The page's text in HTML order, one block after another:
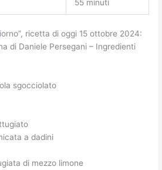
55 minuti
ricetta di oggi 15 ottobre 2024:
di Daniele Persegani – Ingredienti
sgocciolato
a dadini
di mezzo limone